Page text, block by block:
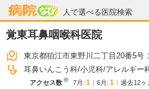
人で選べる医院検索
病院なび
覚東耳鼻咽喉科医院
東京都狛江市東野川二丁目20番5号
耳鼻いんこう科 小児科 アレルギー
アクセス数※ 7月 : 1 6月 : 1 過去12ヶ